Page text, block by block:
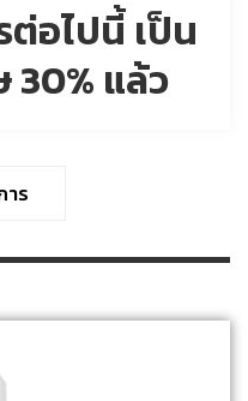
ต่อไปนี้ เป็น
30% แล้ว
าร